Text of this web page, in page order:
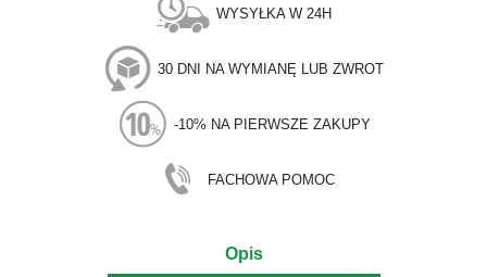
WYSYŁKA W 24H
30 DNI NA WYMIANĘ LUB ZWROT
-10% NA PIERWSZE ZAKUPY
FACHOWA POMOC
Opis